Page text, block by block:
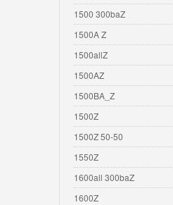
1500 300baZ
1500A Z
1500allZ
1500AZ
1500BA_Z
1500Z
1500Z 50-50
1550Z
1600all 300baZ
1600Z